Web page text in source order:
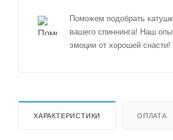
Поможем подобрать
вашего спиннинга! Наш
эмоции от хорошей снасти!
ХАРАКТЕРИСТИКИ ОПЛАТА